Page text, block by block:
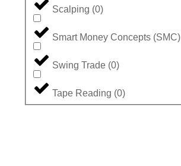
Scalping (0)
Smart Money Concepts (SMC)
Swing Trade (0)
Tape Reading (0)